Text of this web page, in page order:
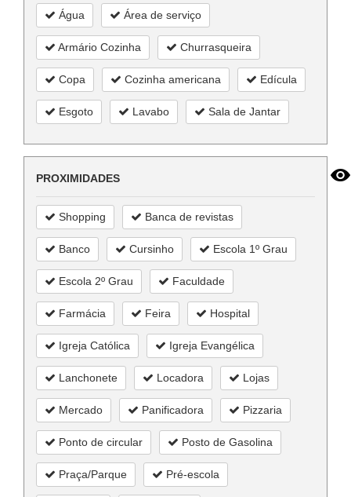
Água Área de serviço
Armário Cozinha Churrasqueira
Copa Cozinha americana Edícula
Esgoto Lavabo Sala de Jantar
PROXIMIDADES
Shopping Banca de revistas
Banco Cursinho Escola 1º Grau
Escola 2º Grau Faculdade
Farmácia Feira Hospital
Igreja Católica Igreja Evangélica
Lanchonete Locadora Lojas
Mercado Panificadora Pizzaria
Ponto de circular Posto de Gasolina
Praça/Parque Pré-escola